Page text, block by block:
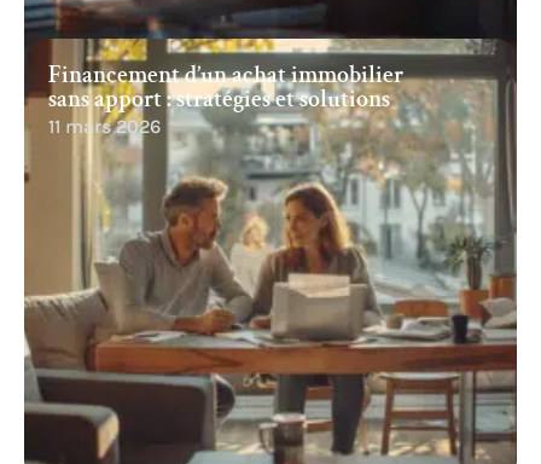
Financement d’un achat immobilier
sans apport : stratégies et solutions
11 mars 2026
Recherche